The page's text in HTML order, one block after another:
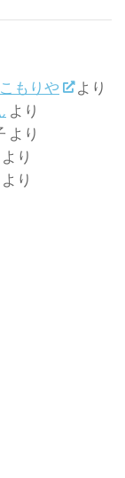
もりや
より
より
より
より
より